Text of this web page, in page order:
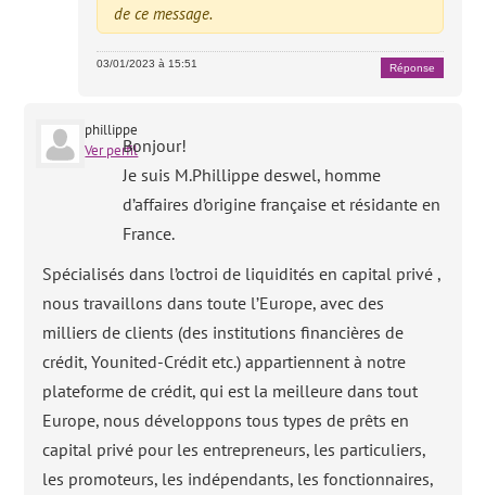
de ce message.
03/01/2023 à 15:51 Réponse
phillippe
Ver perfilBonjour!
Je suis M.Phillippe deswel, homme
d’affaires d’origine française et résidante en
France.
Spécialisés dans l’octroi de liquidités en capital privé ,
nous travaillons dans toute l’Europe, avec des
milliers de clients (des institutions financières de
crédit, Younited-Crédit etc.) appartiennent à notre
plateforme de crédit, qui est la meilleure dans tout
Europe, nous développons tous types de prêts en
capital privé pour les entrepreneurs, les particuliers,
les promoteurs, les indépendants, les fonctionnaires,